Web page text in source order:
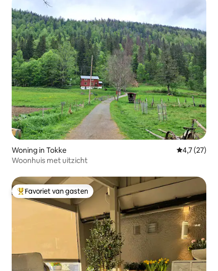
Woning in Tokke
4,7 (27)
Woonhuis met uitzicht
Topfavoriet van gasten
Favoriet van gasten